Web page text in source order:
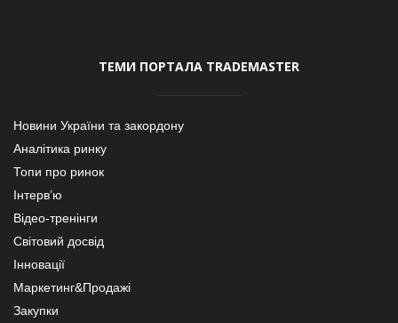
ТЕМИ ПОРТАЛА TRADEMASTER
Новини України та закордону
Аналітика ринку
Топи про ринок
Інтерв’ю
Відео-тренінги
Світовий досвід
Інновації
Маркетинг&Продажі
Закупки